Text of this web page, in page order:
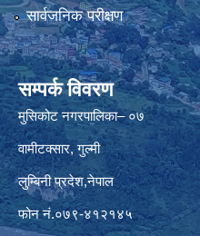
सार्वजनिक परीक्षण
सम्पर्क विवरण
मुसिकोट नगरपालिका– ०७
वामीटक्सार, गुल्मी
लुम्बिनी प्रदेश,नेपाल
फोन नं.०७९-४१२१४५